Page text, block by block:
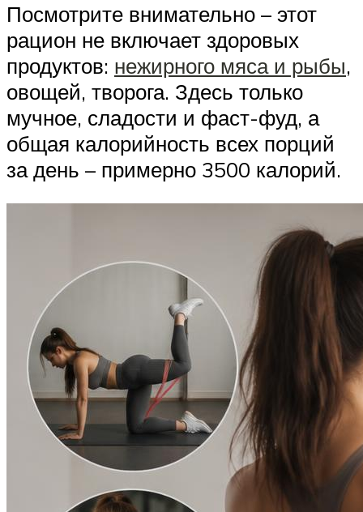
Посмотрите внимательно – этот
рацион не включает здоровых
продуктов: нежирного мяса и рыбы,
овощей, творога. Здесь только
мучное, сладости и фаст-фуд, а
общая калорийность всех порций
за день – примерно 3500 калорий.